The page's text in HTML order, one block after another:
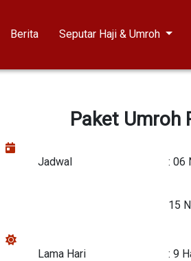
Berita Seputar Haji & Umroh
Paket Umroh
Jadwal : 06
15
Lama Hari : 9